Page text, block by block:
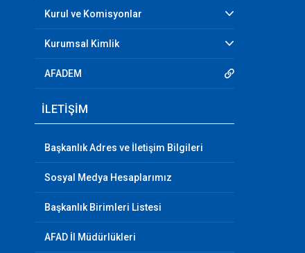
Kurul ve Komisyonlar
Kurumsal Kimlik
AFADEM
İLETİŞİM
Başkanlık Adres ve İletişim Bilgileri
Sosyal Medya Hesaplarımız
Başkanlık Birimleri Listesi
AFAD İl Müdürlükleri